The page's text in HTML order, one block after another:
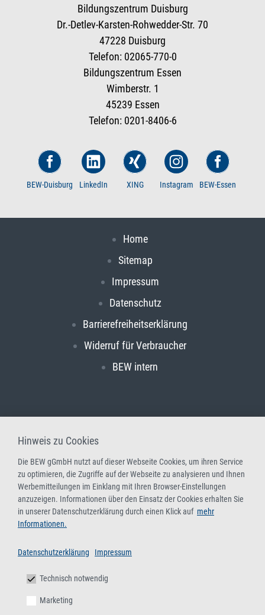
Bildungszentrum Duisburg
Dr.-Detlev-Karsten-Rohwedder-Str. 70
47228 Duisburg
Telefon: 02065-770-0
Bildungszentrum Essen
Wimberstr. 1
45239 Essen
Telefon: 0201-8406-6
BEW-Duisburg LinkedIn XING Instagram BEW-Essen
Home
Sitemap
Impressum
Datenschutz
Barrierefreiheitserklärung
Widerruf für Verbraucher
BEW intern
Hinweis zu Cookies
Die BEW gGmbH nutzt auf dieser Webseite Cookies, um ihren Service
zu optimieren, die Zugriffe auf der Webseite zu analysieren und Ihnen
Werbemitteilungen im Einklang mit Ihren Browser-Einstellungen
anzuzeigen. Informationen über den Einsatz der Cookies erhalten Sie
in unserer Datenschutzerklärung durch einen Klick auf mehr
Informationen.
Datenschutzerklärung Impressum
Technisch notwendig
Marketing